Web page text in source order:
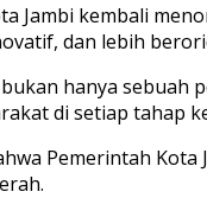
Jambi kembali
dan lebih
hanya
di setiap tahap
Pemerintah